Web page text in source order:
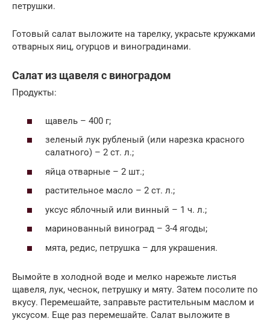
петрушки.
Готовый салат выложите на тарелку, украсьте кружками
отварных яиц, огурцов и виноградинами.
Салат из щавеля с виноградом
Продукты:
щавель – 400 г;
зеленый лук рубленый (или нарезка красного
салатного) – 2 ст. л.;
яйца отварные – 2 шт.;
растительное масло – 2 ст. л.;
уксус яблочный или винный – 1 ч. л.;
маринованный виноград – 3-4 ягоды;
мята, редис, петрушка – для украшения.
Вымойте в холодной воде и мелко нарежьте листья
щавеля, лук, чеснок, петрушку и мяту. Затем посолите по
вкусу. Перемешайте, заправьте растительным маслом и
уксусом. Еще раз перемешайте. Салат выложите в